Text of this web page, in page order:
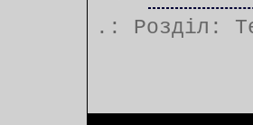
.: Розділ: